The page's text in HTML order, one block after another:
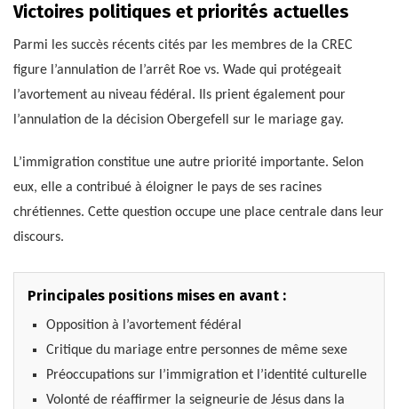
Victoires politiques et priorités actuelles
Parmi les succès récents cités par les membres de la CREC
figure l’annulation de l’arrêt Roe vs. Wade qui protégeait
l’avortement au niveau fédéral. Ils prient également pour
l’annulation de la décision Obergefell sur le mariage gay.
L’immigration constitue une autre priorité importante. Selon
eux, elle a contribué à éloigner le pays de ses racines
chrétiennes. Cette question occupe une place centrale dans leur
discours.
Principales positions mises en avant :
Opposition à l’avortement fédéral
Critique du mariage entre personnes de même sexe
Préoccupations sur l’immigration et l’identité culturelle
Volonté de réaffirmer la seigneurie de Jésus dans la